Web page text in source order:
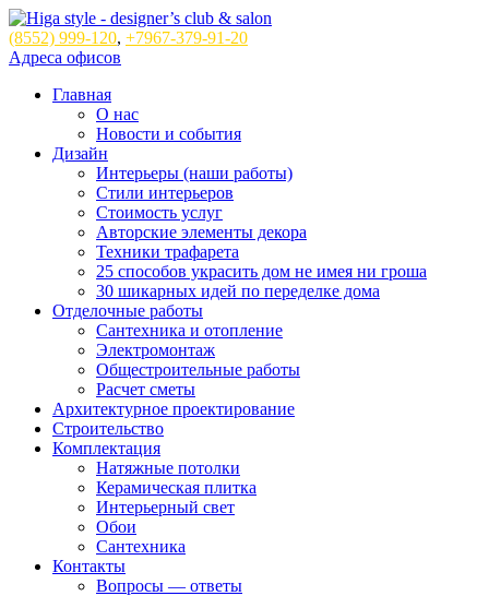
(8552) 999-120, +7967-379-91-20
Адреса офисов
Главная
О нас
Новости и события
Дизайн
Интерьеры (наши работы)
Стили интерьеров
Стоимость услуг
Авторские элементы декора
Техники трафарета
25 способов украсить дом не имея ни гроша
30 шикарных идей по переделке дома
Отделочные работы
Сантехника и отопление
Электромонтаж
Общестроительные работы
Расчет сметы
Архитектурное проектирование
Строительство
Комплектация
Натяжные потолки
Керамическая плитка
Интерьерный свет
Обои
Сантехника
Контакты
Вопросы — ответы